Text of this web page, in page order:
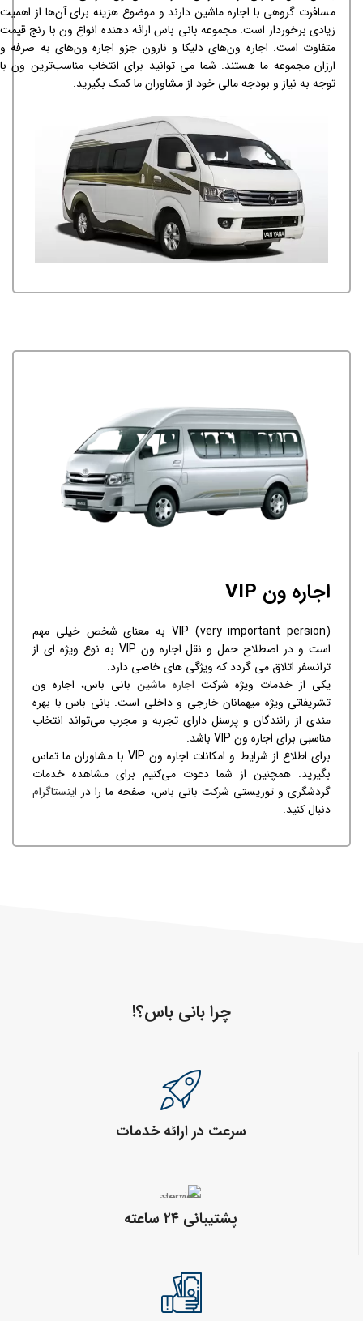
مسافرت گروهی با اجاره ماشین دارند و موضوع هزینه برای آن‌ها از اهمیت
زیادی برخوردار است. مجموعه بانی باس ارائه دهنده انواع ون با رنج قیمت
متفاوت است. اجاره ون‌های دلیکا و نارون جزو اجاره ون‌های به صرفه و
ارزان مجموعه ما هستند. شما می توانید برای انتخاب مناسب‌ترین ون با
توجه به نیاز و بودجه مالی خود از مشاوران ما کمک بگیرید.
اجاره ون VIP
VIP (very important persion) به معنای شخص خیلی مهم
است و در اصطلاح حمل و نقل اجاره ون VIP به نوع ویژه ای از
ترانسفر اتلاق می گردد که ویژگی های خاصی دارد.
یکی از خدمات ویژه شرکت اجاره ماشین بانی باس، اجاره ون
تشریفاتی ویژه میهمانان خارجی و داخلی است. بانی باس با بهره
مندی از رانندگان و پرسنل دارای تجربه و مجرب می‌تواند انتخاب
مناسبی برای اجاره ون VIP باشد.
برای اطلاع از شرایط و امکانات اجاره ون VIP با مشاوران ما تماس
بگیرید. همچنین از شما دعوت می‌کنیم برای مشاهده خدمات
گردشگری و توریستی شرکت بانی باس، صفحه ما را در اینستاگرام
دنبال کنید.
چرا بانی باس؟!
سرعت در ارائه خدمات
پشتیبانی ۲۴ ساعته